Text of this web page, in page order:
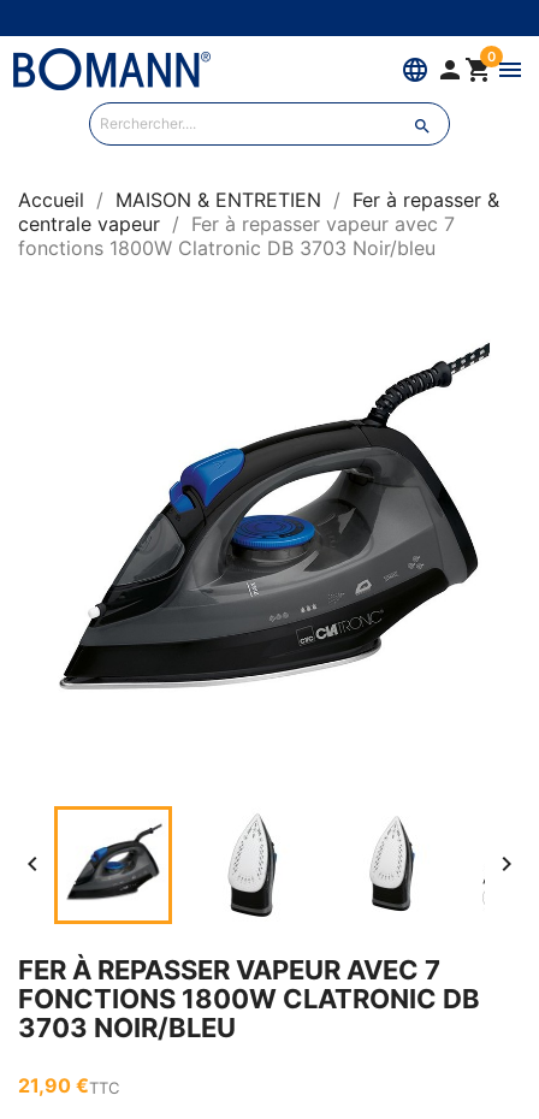
language  0menu

Accueil MAISON & ENTRETIEN
Fer à repasser &
centrale vapeur
Fer à repasser vapeur avec 7
fonctions 1800W Clatronic DB 3703 Noir/bleu
 
FER À REPASSER VAPEUR AVEC 7
FONCTIONS 1800W CLATRONIC DB
3703 NOIR/BLEU
21,90 €TTC